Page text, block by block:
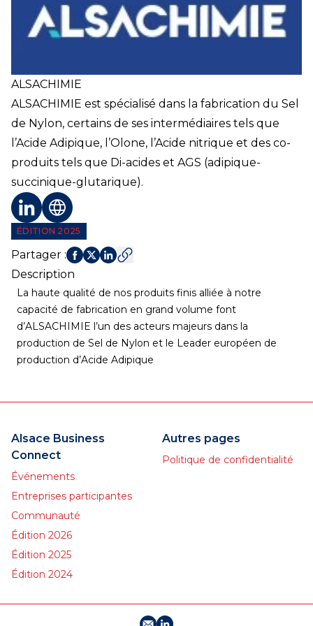
ALSACHIMIE
ALSACHIMIE est spécialisé dans la fabrication du Sel
de Nylon, certains de ses intermédiaires tels que
l’Acide Adipique, l’Olone, l’Acide nitrique et des co-
produits tels que Di-acides et AGS (adipique-
succinique-glutarique).
Profil LinkedIn
Site web
ÉDITION 2025
Partager :
Description
La haute qualité de nos produits finis alliée à notre
capacité de fabrication en grand volume font
d’ALSACHIMIE l’un des acteurs majeurs dans la
production de Sel de Nylon et le Leader européen de
production d’Acide Adipique
Alsace Business
Connect
Événements
Entreprises participantes
Communauté
Édition 2026
Édition 2025
Édition 2024
Autres pages
Politique de confidentialité
E-mailProfil LinkedIn